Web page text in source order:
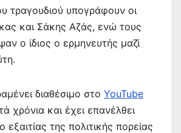
τραγουδιού υπογράφουν οι
και Σάκης Αζάς, ενώ τους
ο ίδιος ο ερμηνευτής μαζί
διαθέσιμο στο YouTube
χρόνια και έχει επανέλθει
εξαιτίας της πολιτικής πορείας